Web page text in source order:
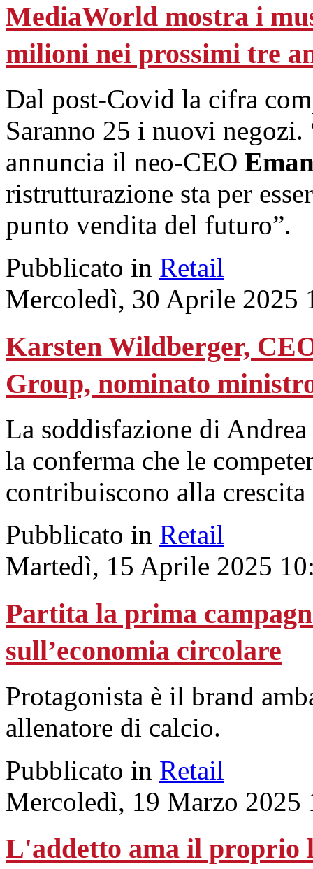
MediaWorld mostra i
milioni nei prossimi tre
Dal post-Covid la cifra
Saranno 25 i nuovi
annuncia il neo-CEO
ristrutturazione sta per
punto vendita del futuro”.
Pubblicato in Retail
Mercoledì, 30 Aprile 2025
Karsten Wildberger,
Group, nominato
La soddisfazione di
la conferma che le
contribuiscono alla
Pubblicato in Retail
Martedì, 15 Aprile 2025
Partita la prima
sull’economia circolare
Protagonista è il brand
allenatore di calcio.
Pubblicato in Retail
Mercoledì, 19 Marzo 2025
L'addetto ama il proprio